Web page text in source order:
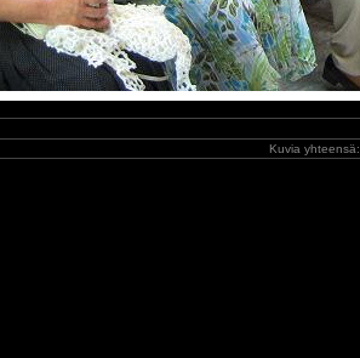
Kuvia yhteensä: